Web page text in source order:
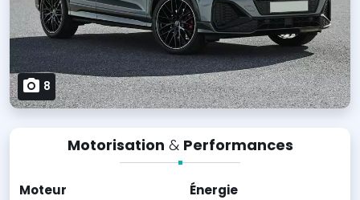
Motorisation & Performances
Moteur Énergie
8